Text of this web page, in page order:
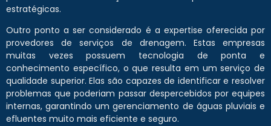
estratégicas.
Outro ponto a ser considerado é a expertise oferecida por
provedores de serviços de drenagem. Estas empresas
muitas vezes possuem tecnologia de ponta e
conhecimento específico, o que resulta em um serviço de
qualidade superior. Elas são capazes de identificar e resolver
problemas que poderiam passar despercebidos por equipes
internas, garantindo um gerenciamento de águas pluviais e
efluentes muito mais eficiente e seguro.